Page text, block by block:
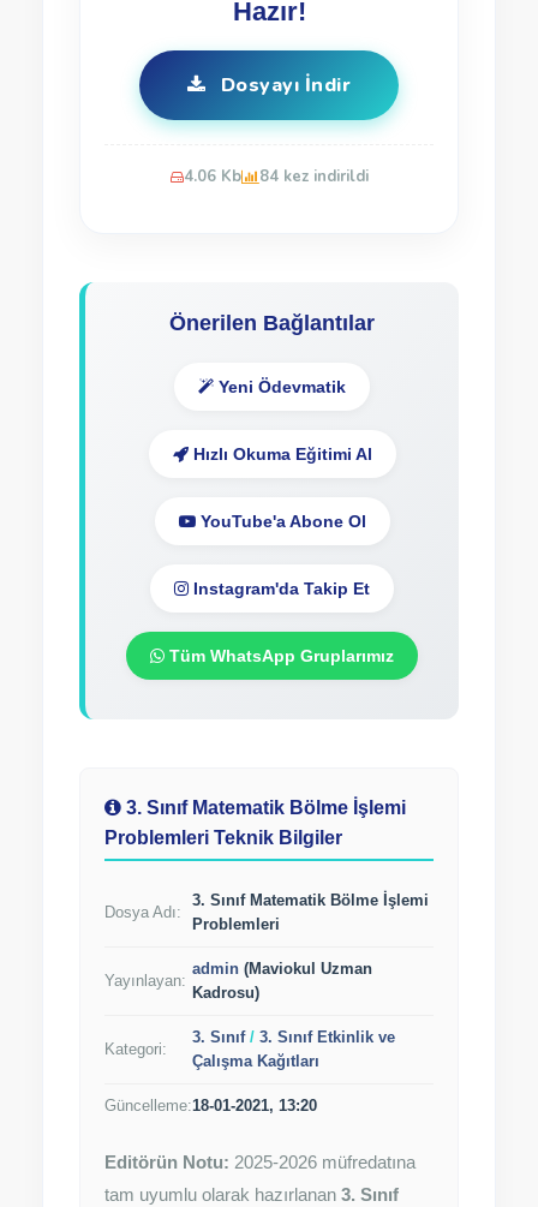
Hazır!
Dosyayı İndir
4.06 Kb 84 kez indirildi
Önerilen Bağlantılar
Yeni Ödevmatik
Hızlı Okuma Eğitimi Al
YouTube'a Abone Ol
Instagram'da Takip Et
Tüm WhatsApp Gruplarımız
3. Sınıf Matematik Bölme İşlemi
Problemleri Teknik Bilgiler
Dosya Adı:
3. Sınıf Matematik Bölme İşlemi
Problemleri
Yayınlayan:
admin (Maviokul Uzman
Kadrosu)
Kategori:
3. Sınıf/ 3. Sınıf Etkinlik ve
Çalışma Kağıtları
Güncelleme:18-01-2021, 13:20
Editörün Notu: 2025-2026 müfredatına
tam uyumlu olarak hazırlanan 3. Sınıf